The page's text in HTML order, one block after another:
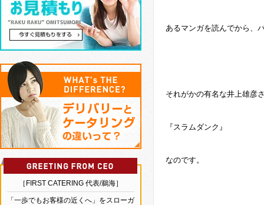
あるマンガを読んでから、
それがかの有名な井上雄彦
『スラムダンク』
なのです。
［FIRST CATERING 代表/鵜海］
「一歩でもお客様の近くへ」をスローガ